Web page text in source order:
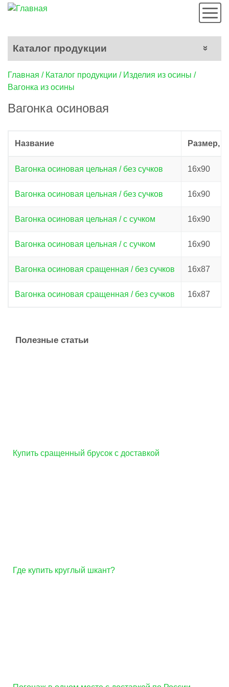
Каталог продукции
Строка
навигации
Главная Каталог продукции
Изделия из осины
Вагонка из осины
Вагонка осиновая
Название Размер,
Вагонка осиновая цельная / без сучков 16х90
Вагонка осиновая цельная / без сучков 16х90
Вагонка осиновая цельная / с сучком 16х90
Вагонка осиновая цельная / с сучком 16х90
Вагонка осиновая сращенная / без сучков 16х87
Вагонка осиновая сращенная / без сучков 16х87
Полезные статьи
Купить сращенный брусок с доставкой
Где купить круглый шкант?